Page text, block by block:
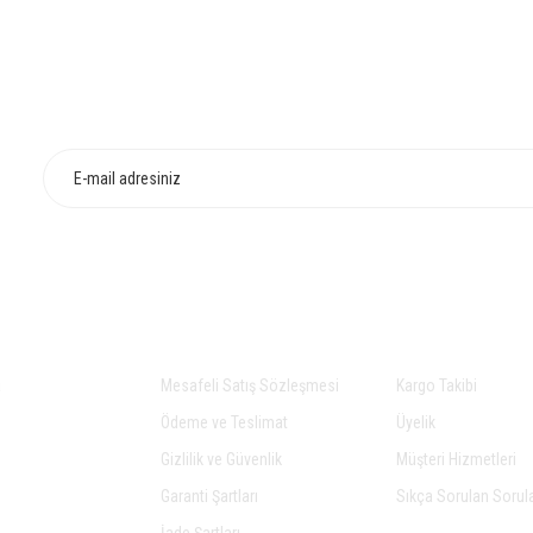
Mesafeli Satış Sözleşmesi
Ödeme ve Teslimat
Gizlilik ve Güvenlik
Garanti Şartları
Kargo Takibi
Üyelik
Müşteri Hizmetleri
Sıkça Sorulan